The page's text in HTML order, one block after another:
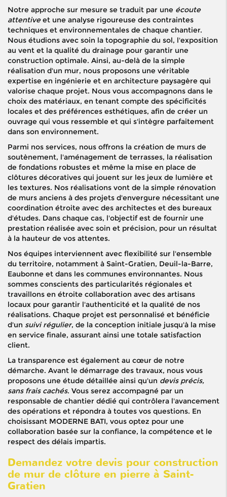
Notre approche sur mesure se traduit par une écoute
attentiveet une analyse rigoureuse des contraintes
techniques et environnementales de chaque chantier.
Nous étudions avec soin la topographie du sol, l'exposition
au vent et la qualité du drainage pour garantir une
construction optimale. Ainsi, au-delà de la simple
réalisation d'un mur, nous proposons une véritable
expertise en ingénierie et en architecture paysagère qui
valorise chaque projet. Nous vous accompagnons dans le
choix des matériaux, en tenant compte des spécificités
locales et des préférences esthétiques, afin de créer un
ouvrage qui vous ressemble et qui s'intègre parfaitement
dans son environnement.
Parmi nos services, nous offrons la création de murs de
soutènement, l'aménagement de terrasses, la réalisation
de fondations robustes et même la mise en place de
clôtures décoratives qui jouent sur les jeux de lumière et
les textures. Nos réalisations vont de la simple rénovation
de murs anciens à des projets d'envergure nécessitant une
coordination étroite avec des architectes et des bureaux
d'études. Dans chaque cas, l'objectif est de fournir une
prestation réalisée avec soin et précision, pour un résultat
à la hauteur de vos attentes.
Nos équipes interviennent avec flexibilité sur l'ensemble
du territoire, notamment à Saint-Gratien, Deuil-la-Barre,
Eaubonne et dans les communes environnantes. Nous
sommes conscients des particularités régionales et
travaillons en étroite collaboration avec des artisans
locaux pour garantir l'authenticité et la qualité de nos
réalisations. Chaque projet est personnalisé et bénéficie
d'un suivi régulier, de la conception initiale jusqu'à la mise
en service finale, assurant ainsi une totale satisfaction
client.
La transparence est également au cœur de notre
démarche. Avant le démarrage des travaux, nous vous
proposons une étude détaillée ainsi qu'un devis précis,
sans frais cachés. Vous serez accompagné par un
responsable de chantier dédié qui contrôlera l'avancement
des opérations et répondra à toutes vos questions. En
choisissant MODERNE BATI, vous optez pour une
collaboration basée sur la confiance, la compétence et le
respect des délais impartis.
Demandez votre devis pour construction
de mur de clôture en pierre à Saint-
Gratien